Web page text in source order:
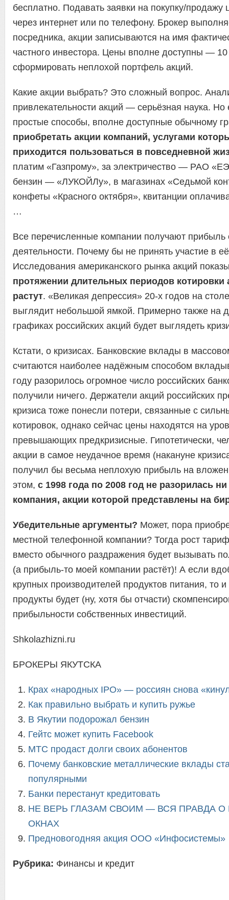
бесплатно. Подавать заявки на покупку/
через интернет или по телефону. Брокер
посредника, акции записываются на имя
частного инвестора. Цены вполне доступны —
сформировать неплохой портфель акций.
Какие акции выбрать? Это сложный вопрос.
привлекательности акций — серьёзная наука. Но
простые способы, вполне доступные обычному
приобретать акции компаний, услугами
приходится пользоваться в повседневной
платим «Газпрому», за электричество — РАО
бензин — «ЛУКОЙЛу», в магазинах «Седьмой
конфеты «Красного октября», квитанции
…
Все перечисленные компании получают прибыль
деятельности. Почему бы не принять участие в
Исследования американского рынка акций
протяжении длительных периодов котировки
растут. «Великая депрессия» 20-х годов на
выглядит небольшой ямкой. Примерно также на
графиках российских акций будет выглядеть
Кстати, о кризисах. Банковские вклады в
считаются наиболее надёжным способом
году разорилось огромное число российских
получили ничего. Держатели акций российских
кризиса тоже понесли потери, связанные с
котировок, однако сейчас цены находятся на
превышающих предкризисные. Гипотетически,
акции в самое неудачное время (накануне
получил бы весьма неплохую прибыль на
этом, с 1998 года по 2008 год не разорилась
компания, акции которой представлены на
Убедительные аргументы? Может, пора
местной телефонной компании? Тогда рост
вместо обычного раздражения будет вызывать
(а прибыль-то моей компании растёт)! А если
крупных производителей продуктов питания, то
продукты будет (ну, хотя бы отчасти)
прибыльности собственных инвестиций.
Shkolazhizni.ru
БРОКЕРЫ ЯКУТСКА
Крах «народных IPO» — россиян снова
Как правильно выбрать и купить ружье
В Якутии подорожал бензин
Гейтс может купить Facebook
МТС продаст долги своих абонентов
Почему банковские металлические вклады
популярными
Банки перестанут кредитовать
НЕ ВЕРЬ ГЛАЗАМ СВОИМ — ВСЯ ПРАВДА
ОКНАХ
Предновогодняя акция ООО «Инфосистемы»
Рубрика: Финансы и кредит